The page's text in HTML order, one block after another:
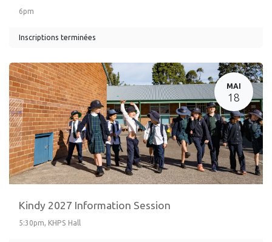
6pm
Inscriptions terminées
MAI
18
Kindy 2027 Information Session
5:30pm, KHPS Hall